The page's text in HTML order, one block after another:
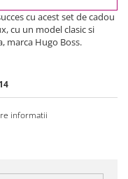
cu acest set de cadou
cu un model clasic si
marca Hugo Boss.
informatii